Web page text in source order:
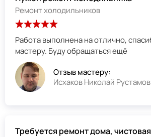
Ремонт холодильников
Работа выполнена на отлично,
мастеру. Буду обращаться ещё
Отзыв мастеру:
Исхаков Николай
Требуется ремонт дома,